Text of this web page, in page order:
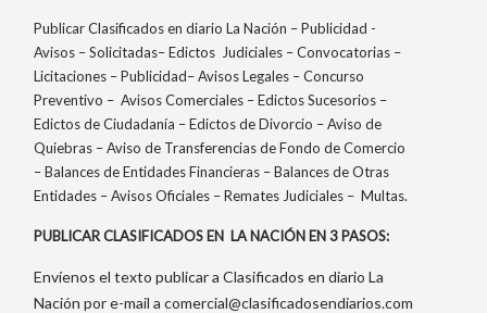
Publicar Clasificados en diario La Nación – Publicidad -
Avisos – Solicitadas– Edictos Judiciales – Convocatorias –
Licitaciones – Publicidad– Avisos Legales – Concurso
Preventivo – Avisos Comerciales – Edictos Sucesorios –
Edictos de Ciudadanía – Edictos de Divorcio – Aviso de
Quiebras – Aviso de Transferencias de Fondo de Comercio
– Balances de Entidades Financieras – Balances de Otras
Entidades – Avisos Oficiales – Remates Judiciales – Multas.
PUBLICAR CLASIFICADOS EN LA NACIÓN EN 3 PASOS:
Envíenos el texto publicar a Clasificados en diario La
Nación por e-mail a comercial@clasificadosendiarios.com